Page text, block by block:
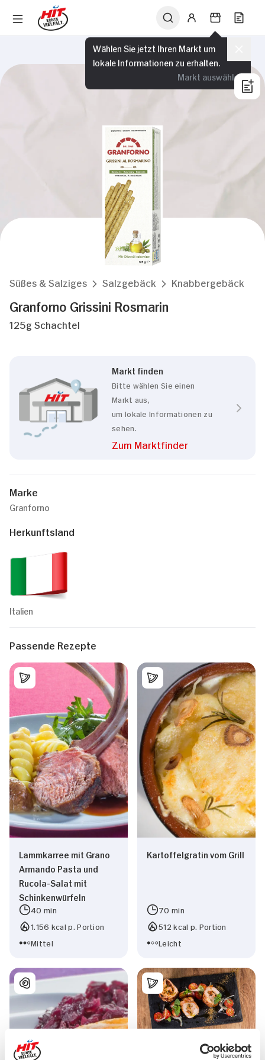
Wählen Sie jetzt Ihren Markt um
lokale Informationen zu erhalten.
Markt auswählen
Süßes & Salziges Salzgebäck Knabbergebäck
Granforno Grissini Rosmarin
125g Schachtel
Markt finden
Bitte wählen Sie einen
Markt aus,
um lokale Informationen zu
sehen.
Zum Marktfinder
Marke
Granforno
Herkunftsland
Italien
Passende Rezepte
Lammkarree mit Grano
Armando Pasta und
Rucola-Salat mit
Schinkenwürfeln
40 min
1.156 kcal p. Portion
Mittel
Kartoffelgratin vom Grill
70 min
512 kcal p. Portion
Leicht
Gefülltes Schweinefilet